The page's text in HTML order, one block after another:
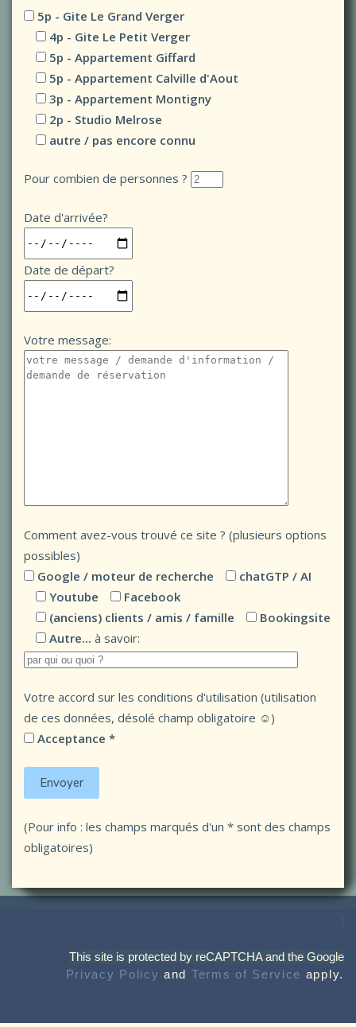
5p - Gite Le Grand Verger
4p - Gite Le Petit Verger
5p - Appartement Giffard
5p - Appartement Calville d'Aout
3p - Appartement Montigny
2p - Studio Melrose
autre / pas encore connu
Pour combien de personnes ?
Date d'arrivée?
Date de départ?
Votre message:
Comment avez-vous trouvé ce site ? (plusieurs options
possibles)
Google / moteur de recherche
chatGTP / AI
Youtube
Facebook
(anciens) clients / amis / famille
Bookingsite
Autre... à savoir:
Votre accord sur les conditions d'utilisation (utilisation
de ces données, désolé champ obligatoire ☺)
Acceptance *
(Pour info : les champs marqués d'un * sont des champs
obligatoires)
This site is protected by reCAPTCHA and the Google
Privacy Policy and Terms of Service apply.